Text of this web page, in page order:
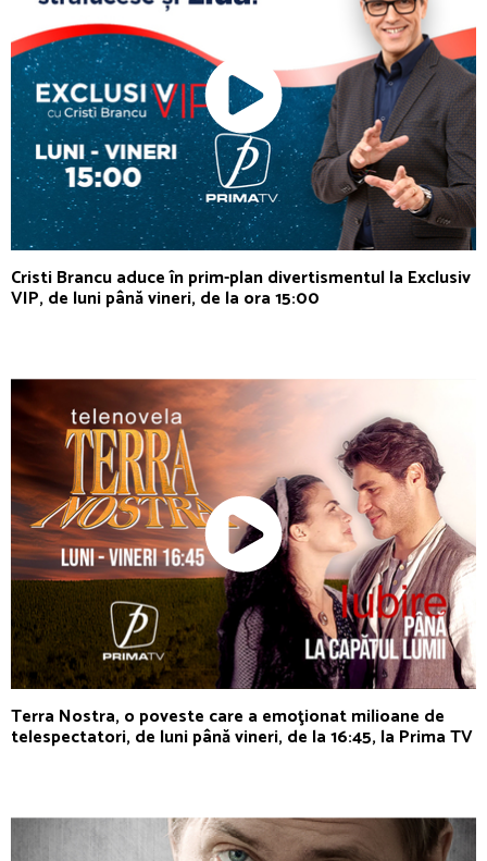
Cristi Brancu aduce în prim-plan divertismentul la Exclusiv
VIP, de luni până vineri, de la ora 15:00
Terra Nostra, o poveste care a emoţionat milioane de
telespectatori, de luni până vineri, de la 16:45, la Prima TV